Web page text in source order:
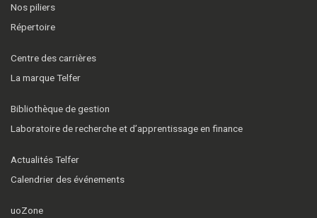
Nos piliers
Répertoire
Centre des carrières
La marque Telfer
Bibliothèque de gestion
Laboratoire de recherche et d’apprentissage en finance
Actualités Telfer
Calendrier des événements
uoZone